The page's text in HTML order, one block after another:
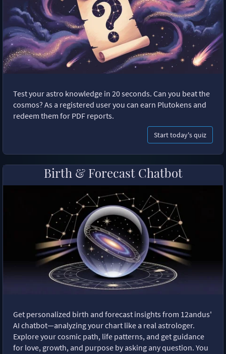
Test your astro knowledge in 20 seconds. Can you beat the
cosmos? As a registered user you can earn Plutokens and
redeem them for PDF reports.
Start today's quiz
Birth & Forecast Chatbot
Get personalized birth and forecast insights from 12andus'
AI chatbot—analyzing your chart like a real astrologer.
Explore your cosmic path, life patterns, and get guidance
for love, growth, and purpose by asking any question. You